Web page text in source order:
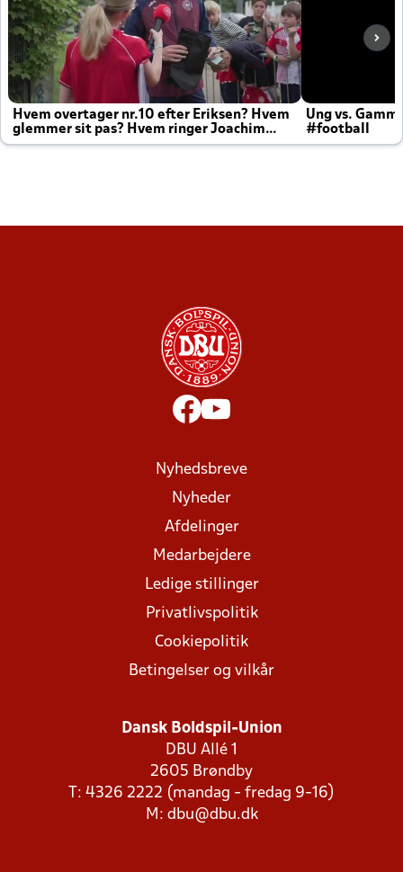
Hvem overtager nr.10 efter Eriksen? Hvem
glemmer sit pas? Hvem ringer Joachim
altid til efter kampe?
Ung vs.
#football
Nyhedsbreve
Nyheder
Afdelinger
Medarbejdere
Ledige stillinger
Privatlivspolitik
Cookiepolitik
Betingelser og vilkår
Dansk Boldspil-Union
DBU Allé 1
2605 Brøndby
T: 4326 2222 (mandag - fredag 9-16)
M: dbu@dbu.dk